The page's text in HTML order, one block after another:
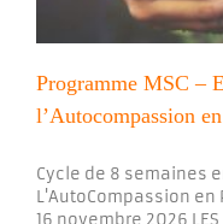
Programme MSC –
l’Autocompassion
Cycle de 8 semaines
L'AutoCompassion